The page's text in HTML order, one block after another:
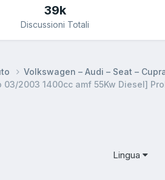
39k
Discussioni Totali
Volkswagen – Audi – Seat –
2003 1400cc amf 55Kw Diesel]
Lingua